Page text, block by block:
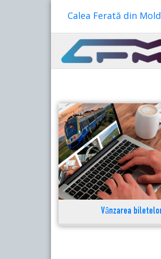
Calea Ferată din
Vânzarea